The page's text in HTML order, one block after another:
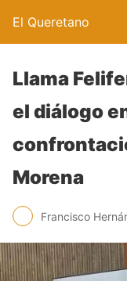
El Queretano
Llama
el diálogo
Morena
Francisco